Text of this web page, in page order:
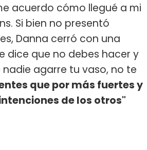
acuerdo cómo llegué a mi
Si bien no presentó
Danna cerró con una
dice que no debes hacer y
agarre tu vaso, no te
que por más fuertes y
de los otros"